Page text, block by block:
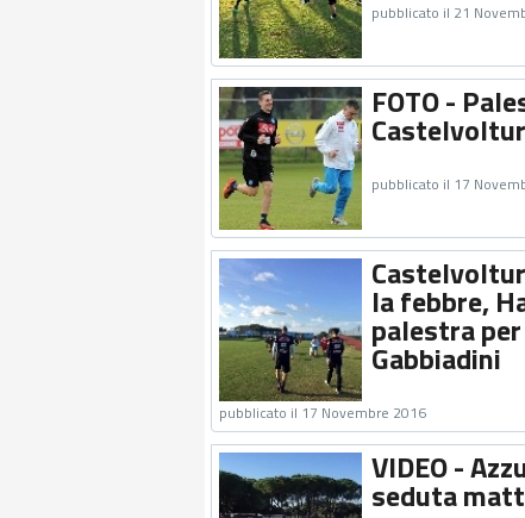
pubblicato il 21
FOTO -
pubblicato il 17
la febbre,
palestra
Gabbiadini
pubblicato il 17 Novembre 2016
VIDEO -
seduta